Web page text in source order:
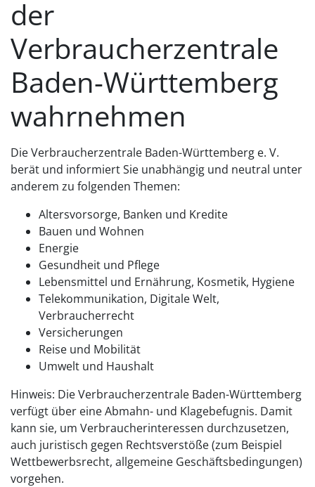
der
Verbraucherzentrale
Baden-Württemberg
wahrnehmen
Die Verbraucherzentrale Baden-Württemberg e. V.
berät und informiert Sie unabhängig und neutral unter
anderem zu folgenden Themen:
Altersvorsorge, Banken und Kredite
Bauen und Wohnen
Energie
Gesundheit und Pflege
Lebensmittel und Ernährung, Kosmetik, Hygiene
Telekommunikation, Digitale Welt,
Verbraucherrecht
Versicherungen
Reise und Mobilität
Umwelt und Haushalt
Hinweis: Die Verbraucherzentrale Baden-Württemberg
verfügt über eine Abmahn- und Klagebefugnis. Damit
kann sie, um Verbraucherinteressen durchzusetzen,
auch juristisch gegen Rechtsverstöße (zum Beispiel
Wettbewerbsrecht, allgemeine Geschäftsbedingungen)
vorgehen.